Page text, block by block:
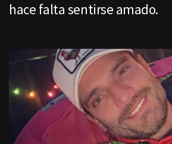
hace falta sentirse amado.